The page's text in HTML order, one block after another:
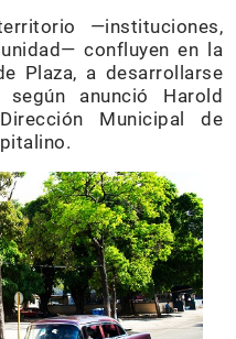
—instituciones,
confluyen en la
Plaza, a desarrollarse
anunció Harold
Municipal de